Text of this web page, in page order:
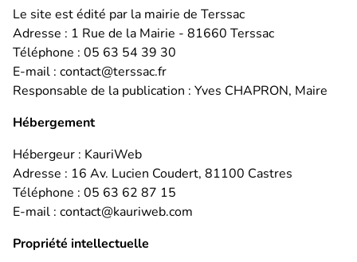
verbaux et
délibérations
Conseil
des
communal
Publications
Carte
de
Terssac
Installations
communales
Cimetière /
concessions
Travaux
voirie
Ecologie
PLUI
PPR
RPLI
Mobilités
Déplacements
bus Libéa
Déplacements
Se
balader
Famille
&
Enfance
École
CLAE
Associations
Liste des
Le site est édité par la mairie de Terssac
Adresse : 1 Rue de la Mairie - 81660 Terssac
Téléphone : 05 63 54 39 30
E-mail : contact@terssac.fr
Responsable de la publication : Yves CHAPRON, Maire
Hébergement
Hébergeur : KauriWeb
Adresse : 16 Av. Lucien Coudert, 81100 Castres
Téléphone : 05 63 62 87 15
E-mail : contact@kauriweb.com
Propriété intellectuelle